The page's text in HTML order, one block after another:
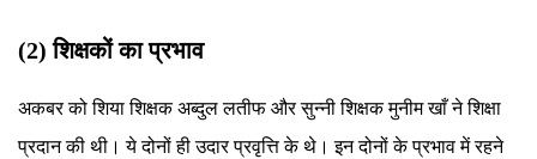
(2) शिक्षकों का प्रभाव
अकबर को शिया शिक्षक अब्दुल लतीफ और सुन्नी शिक्षक मुनीम खाँ ने शिक्षा
प्रदान की थी। ये दोनों ही उदार प्रवृत्ति के थे। इन दोनों के प्रभाव में रहने